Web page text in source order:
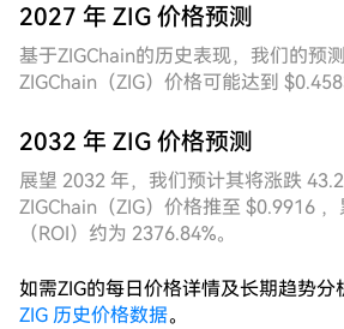
该波段内的多个高价卖出节点，随
Laser Digital战略入股ZIG并与ZIG
消息落地，为生态基本面提供了机
期，网格策略的运行土壤持续夯实。
2027 年 ZIG 价格预测
基于ZIGChain的历史表现，我们的预
ZIGChain（ZIG）价格可能达到
2032 年 ZIG 价格预测
展望 2032 年，我们预计其将涨跌
ZIGChain（ZIG）价格推至 $0.9916
（ROI）约为 2376.84%。
如需ZIG的每日价格详情及长期趋势分
ZIG 历史价格数据。